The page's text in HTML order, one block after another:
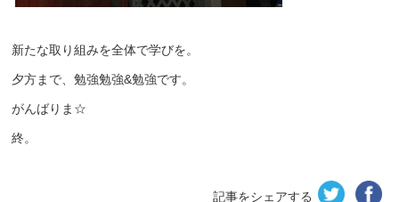
新たな取り組みを全体で学びを。
夕方まで、勉強勉強&勉強です。
がんばりま☆
終。
記事をシェアする